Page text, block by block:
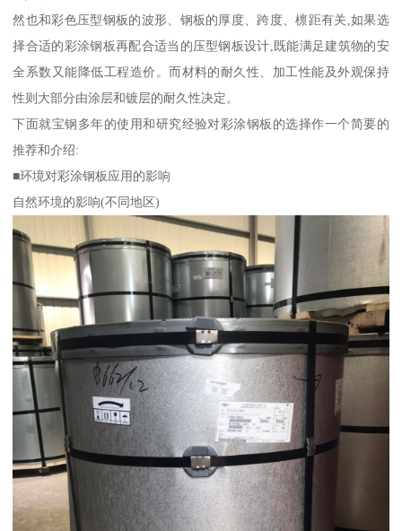
然也和彩色压型钢板的波形、钢板的厚度、跨度、檩距有关,如果选
择合适的彩涂钢板再配合适当的压型钢板设计,既能满足建筑物的安
全系数又能降低工程造价。而材料的耐久性、加工性能及外观保持
性则大部分由涂层和镀层的耐久性决定。
下面就宝钢多年的使用和研究经验对彩涂钢板的选择作一个简要的
推荐和介绍:
■环境对彩涂钢板应用的影响
自然环境的影响(不同地区)